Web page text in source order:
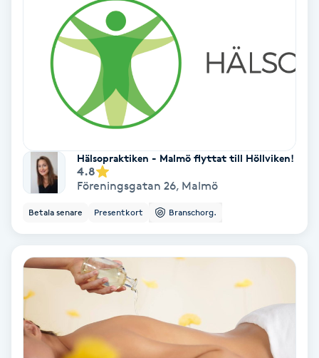
Fransförlängning
Fransförlängning Megavolym
Fransförlängning Volym
Fransrengöring
Frekvensterapi
Friskvård
Friskvårdsmassage
Frisör
Hälsopraktiken - Malmö flyttat till Höllviken!
4.8
Föreningsgatan 26, Malmö
Betala senare Presentkort Branschorg.